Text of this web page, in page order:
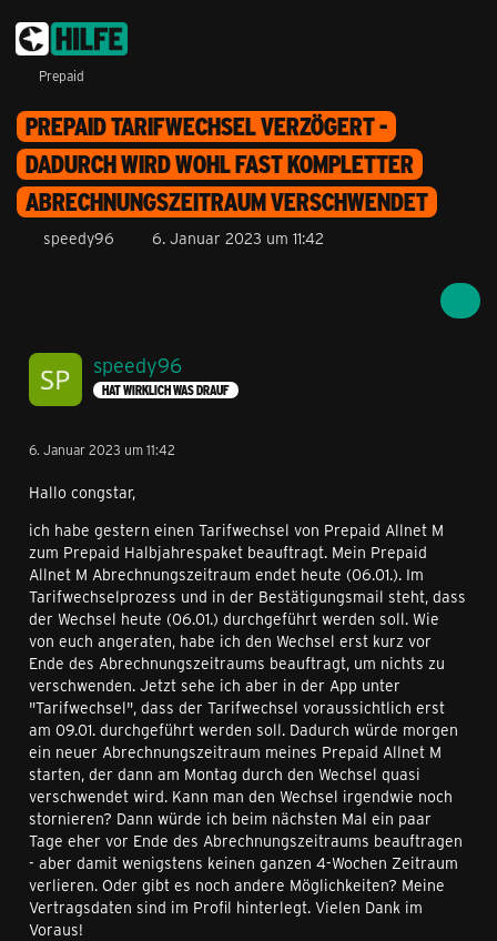
Prepaid
PREPAID TARIFWECHSEL VERZÖGERT -
DADURCH WIRD WOHL FAST KOMPLETTER
ABRECHNUNGSZEITRAUM VERSCHWENDET
speedy96 6. Januar 2023 um 11:42
speedy96
HAT WIRKLICH WAS DRAUF
6. Januar 2023 um 11:42
Hallo congstar,
ich habe gestern einen Tarifwechsel von Prepaid Allnet M
zum Prepaid Halbjahrespaket beauftragt. Mein Prepaid
Allnet M Abrechnungszeitraum endet heute (06.01.). Im
Tarifwechselprozess und in der Bestätigungsmail steht, dass
der Wechsel heute (06.01.) durchgeführt werden soll. Wie
von euch angeraten, habe ich den Wechsel erst kurz vor
Ende des Abrechnungszeitraums beauftragt, um nichts zu
verschwenden. Jetzt sehe ich aber in der App unter
"Tarifwechsel", dass der Tarifwechsel voraussichtlich erst
am 09.01. durchgeführt werden soll. Dadurch würde morgen
ein neuer Abrechnungszeitraum meines Prepaid Allnet M
starten, der dann am Montag durch den Wechsel quasi
verschwendet wird. Kann man den Wechsel irgendwie noch
stornieren? Dann würde ich beim nächsten Mal ein paar
Tage eher vor Ende des Abrechnungszeitraums beauftragen
- aber damit wenigstens keinen ganzen 4-Wochen Zeitraum
verlieren. Oder gibt es noch andere Möglichkeiten? Meine
Vertragsdaten sind im Profil hinterlegt. Vielen Dank im
Voraus!